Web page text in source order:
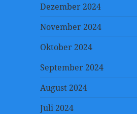
Dezember 2024
November 2024
Oktober 2024
September 2024
August 2024
Juli 2024